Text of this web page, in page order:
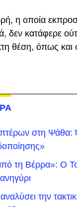
η οποία
δεν κατάφερε
θέση, όπως και
στη Ψάθα:
τη Βέρρα»: Ο
την